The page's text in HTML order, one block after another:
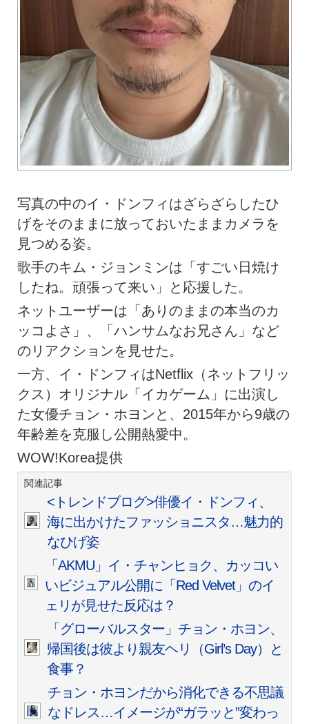
写真の中のイ・ドンフィはざらざらしたひ
げをそのままに放っておいたままカメラを
見つめる姿。
歌手のキム・ジョンミンは「すごい日焼け
したね。頑張って来い」と応援した。
ネットユーザーは「ありのままの本当のカ
ッコよさ」、「ハンサムなお兄さん」など
のリアクションを見せた。
一方、イ・ドンフィはNetflix（ネットフリッ
クス）オリジナル「イカゲーム」に出演し
た女優チョン・ホヨンと、2015年から9歳の
年齢差を克服し公開熱愛中。
WOW!Korea提供
関連記事
<トレンドブログ>俳優イ・ドンフィ、
海に出かけたファッショニスタ…魅力的
なひげ姿
「AKMU」イ・チャンヒョク、カッコい
いビジュアル公開に「Red Velvet」のイ
ェリが見せた反応は？
「グローバルスター」チョン・ホヨン、
帰国後は彼より親友ヘリ（Girl’s Day）と
食事？
チョン・ホヨンだから消化できる不思議
なドレス…イメージが“ガラッと”変わっ